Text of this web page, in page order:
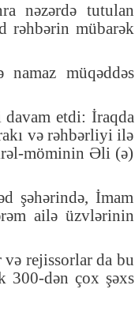
nəzərdə tutulan
rəhbərin mübarək
müqəddəs
etdi: İraqda
və rəhbərliyi ilə
möminin Əli (ə)
şəhərində, İmam
ailə üzvlərinin
rejissorlar da bu
300-dən çox şəxs